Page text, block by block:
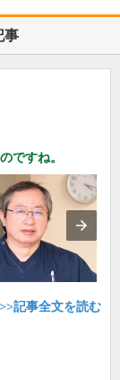
事
ですね。
>>記事全文を読む